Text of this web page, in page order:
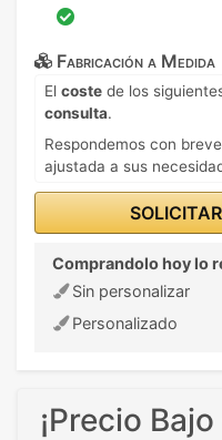
Fabricación a Medida
El coste de los
consulta.
Respondemos con
ajustada a sus
Comprandolo hoy lo
Sin personalizar
Personalizado
¡Precio